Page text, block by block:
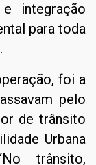
integração
para toda
foi a
pelo
de trânsito
Urbana
trânsito,